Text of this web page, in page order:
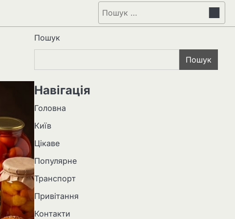
Пошук:
Пошук
Пошук
Навігація
Головна
Київ
Цікаве
Популярне
Транспорт
Привітання
Контакти